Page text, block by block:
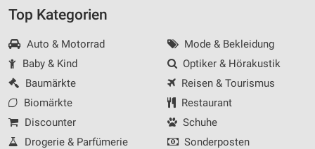
Top Kategorien
Auto & Motorrad
Baby & Kind
Baumärkte
Biomärkte
Discounter
Drogerie & Parfümerie
Mode & Bekleidung
Optiker & Hörakustik
Reisen & Tourismus
Restaurant
Schuhe
Sonderposten